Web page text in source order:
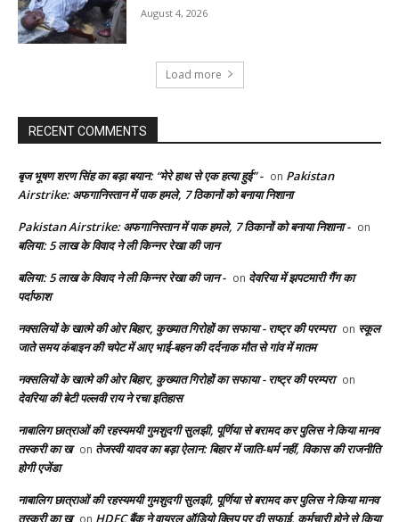
August 4, 2026
Load more
RECENT COMMENTS
बृज भूषण शरण सिंह का बड़ा बयान: “मेरे हाथ से एक हत्या हुई” - on Pakistan
Airstrike: अफगानिस्तान में पाक हमले, 7 ठिकानों को बनाया निशाना
Pakistan Airstrike: अफगानिस्तान में पाक हमले, 7 ठिकानों को बनाया निशाना - on
बलिया: 5 लाख के विवाद ने ली किन्नर रेखा की जान
बलिया: 5 लाख के विवाद ने ली किन्नर रेखा की जान - on देवरिया में झपटमारी गैंग का
पर्दाफाश
नक्सलियों के खात्मे की ओर बिहार, कुख्यात गिरोहों का सफाया - राष्ट्र की परम्परा on स्कूल
जाते समय कंबाइन की चपेट में आए भाई-बहन की दर्दनाक मौत से गांव में मातम
नक्सलियों के खात्मे की ओर बिहार, कुख्यात गिरोहों का सफाया - राष्ट्र की परम्परा on
देवरिया की बेटी पल्लवी राय ने रचा इतिहास
नाबालिग छात्राओं की रहस्यमयी गुमशुदगी सुलझी, पूर्णिया से बरामद कर पुलिस ने किया मानव
तस्करी का ख on तेजस्वी यादव का बड़ा ऐलान: बिहार में जाति-धर्म नहीं, विकास की राजनीति
होगी एजेंडा
नाबालिग छात्राओं की रहस्यमयी गुमशुदगी सुलझी, पूर्णिया से बरामद कर पुलिस ने किया मानव
तस्करी का ख on HDFC बैंक ने वायरल ऑडियो क्लिप पर दी सफाई, कर्मचारी होने से किया